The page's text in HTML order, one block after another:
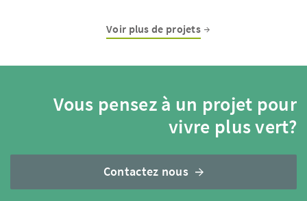
Voir plus de projets
Vous pensez à un projet pour
vivre plus vert?
Contactez nous